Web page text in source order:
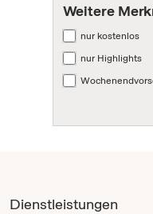
Weitere
nur kostenlos
nur Highlights
Dienstleistungen